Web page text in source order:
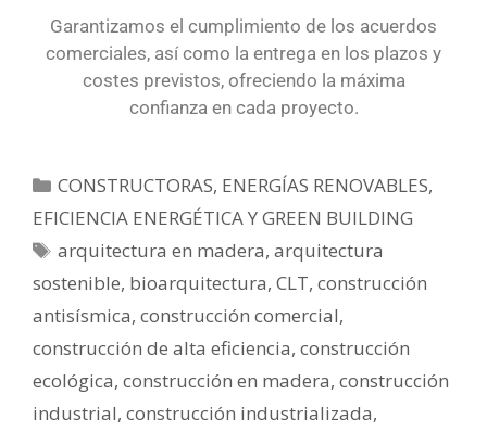
Garantizamos el cumplimiento de los acuerdos
comerciales, así como la entrega en los plazos y
costes previstos, ofreciendo la máxima
confianza en cada proyecto.
CONSTRUCTORAS, ENERGÍAS RENOVABLES,
EFICIENCIA ENERGÉTICA Y GREEN BUILDING
arquitectura en madera,arquitectura
sostenible, bioarquitectura, CLT, construcción
antisísmica, construcción comercial,
construcción de alta eficiencia, construcción
ecológica, construcción en madera, construcción
industrial, construcción industrializada,